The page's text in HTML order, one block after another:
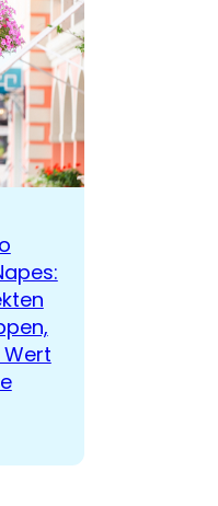
Wert